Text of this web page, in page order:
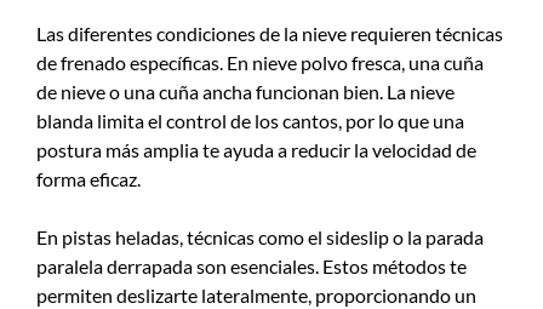
Las diferentes condiciones de la nieve requieren técnicas
de frenado específicas. En nieve polvo fresca, una cuña
de nieve o una cuña ancha funcionan bien. La nieve
blanda limita el control de los cantos, por lo que una
postura más amplia te ayuda a reducir la velocidad de
forma eficaz.
En pistas heladas, técnicas como el sideslip o la parada
paralela derrapada son esenciales. Estos métodos te
permiten deslizarte lateralmente, proporcionando un